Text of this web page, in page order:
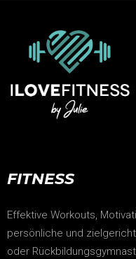
FITNESS
Effektive Workouts,
persönliche und
oder